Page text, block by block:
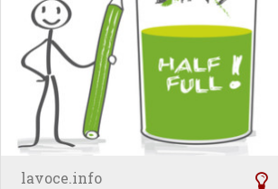
lavoce.info